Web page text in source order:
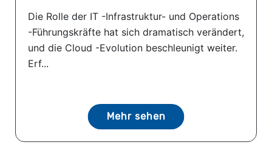
Die Rolle der IT -Infrastruktur- und Operations
-Führungskräfte hat sich dramatisch verändert,
und die Cloud -Evolution beschleunigt weiter.
Erf...
Mehr sehen